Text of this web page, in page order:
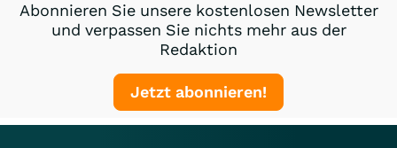
Abonnieren Sie unsere kostenlosen Newsletter
und verpassen Sie nichts mehr aus der
Redaktion
Jetzt abonnieren!